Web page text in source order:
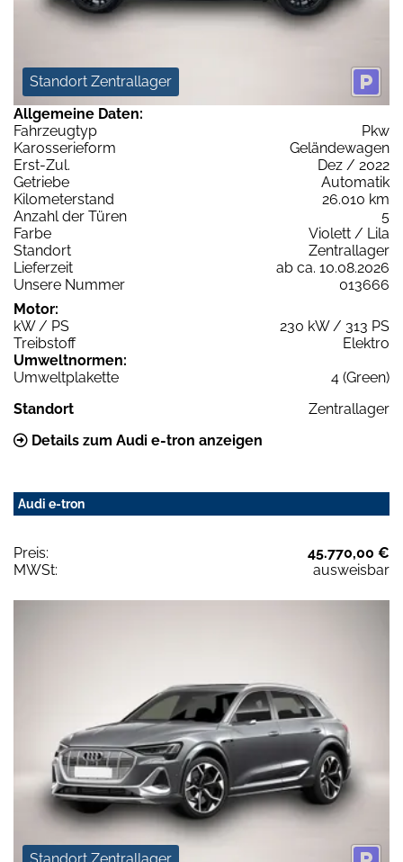
Standort Zentrallager
Allgemeine Daten:
Fahrzeugtyp
Pkw
Karosserieform
Geländewagen
Erst-Zul.
Dez / 2022
Getriebe
Automatik
Kilometerstand
26.010 km
Anzahl der Türen
5
Farbe
Violett / Lila
Standort
Zentrallager
Lieferzeit
ab ca. 10.08.2026
Unsere Nummer
013666
Motor:
kW / PS
230 kW / 313 PS
Treibstoff
Elektro
Umweltnormen:
Umweltplakette
4 (Green)
Standort
Zentrallager
Details zum Audi e-tron anzeigen
Audi e-tron
Preis:
45.770,00 €
MWSt:
ausweisbar
Standort Zentrallager